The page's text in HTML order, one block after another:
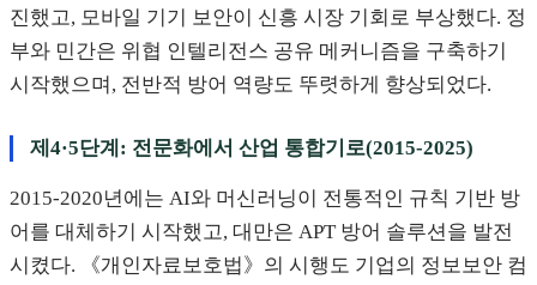
진했고, 모바일 기기 보안이 신흥 시장 기회로 부상했다. 정
부와 민간은 위협 인텔리전스 공유 메커니즘을 구축하기
시작했으며, 전반적 방어 역량도 뚜렷하게 향상되었다.
제4·5단계: 전문화에서 산업 통합기로(2015-2025)
2015-2020년에는 AI와 머신러닝이 전통적인 규칙 기반 방
어를 대체하기 시작했고, 대만은 APT 방어 솔루션을 발전
시켰다. 《개인자료보호법》의 시행도 기업의 정보보안 컴